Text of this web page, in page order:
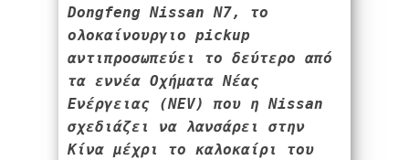
Dongfeng Nissan N7, το
ολοκαίνουργιο pickup
αντιπροσωπεύει το δεύτερο από
τα εννέα Οχήματα Νέας
Ενέργειας (NEV) που η Nissan
σχεδιάζει να λανσάρει στην
Κίνα μέχρι το καλοκαίρι του